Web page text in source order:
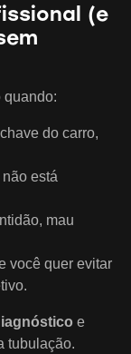
(e
quando:
do carro,
está
mau
você quer evitar
e
tubulação.